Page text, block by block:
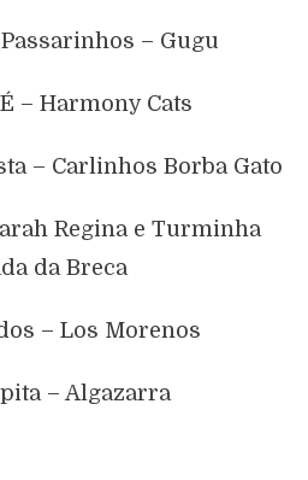
– Gugu
– Harmony Cats
– Carlinhos Borba Gato
Regina e Turminha
da Breca
– Los Morenos
– Algazarra